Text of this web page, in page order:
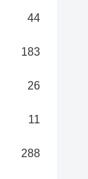
44
183
26
11
288